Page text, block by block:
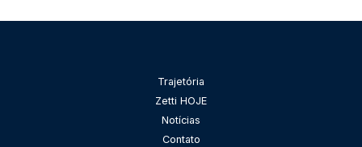
Trajetória
Zetti HOJE
Notícias
Contato
Pesquisar